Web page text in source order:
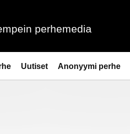
perhemedia
Uutiset Anonyymi perhe